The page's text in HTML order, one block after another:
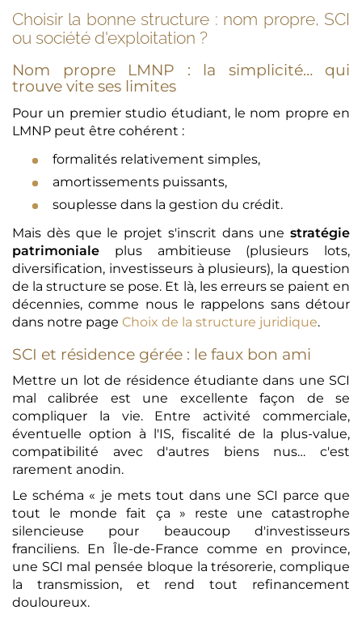
Choisir la bonne structure : nom propre, SCI
ou société d'exploitation ?
Nom propre LMNP : la simplicité… qui
trouve vite ses limites
Pour un premier studio étudiant, le nom propre en
LMNP peut être cohérent :
formalités relativement simples,
amortissements puissants,
souplesse dans la gestion du crédit.
Mais dès que le projet s'inscrit dans une stratégie
patrimoniale plus ambitieuse (plusieurs lots,
diversification, investisseurs à plusieurs), la question
de la structure se pose. Et là, les erreurs se paient en
décennies, comme nous le rappelons sans détour
dans notre page Choix de la structure juridique.
SCI et résidence gérée : le faux bon ami
Mettre un lot de résidence étudiante dans une SCI
mal calibrée est une excellente façon de se
compliquer la vie. Entre activité commerciale,
éventuelle option à l'IS, fiscalité de la plus-value,
compatibilité avec d'autres biens nus… c'est
rarement anodin.
Le schéma « je mets tout dans une SCI parce que
tout le monde fait ça » reste une catastrophe
silencieuse pour beaucoup d'investisseurs
franciliens. En Île-de-France comme en province,
une SCI mal pensée bloque la trésorerie, complique
la transmission, et rend tout refinancement
douloureux.